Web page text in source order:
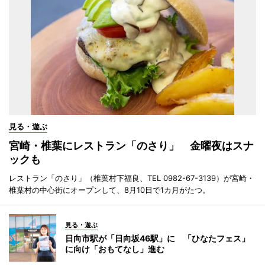
見る・遊ぶ
宮崎・椎葉にレストラン「のさり」 金曜夜はスナ
ックも
レストラン「のさり」（椎葉村下福良、TEL 0982-67-3139）が宮崎・
椎葉村の中心街にオープンして、8月10日で1カ月がたつ。
見る・遊ぶ
日向市駅が「日向坂46駅」に 「ひなたフェス」
に向け「おもてなし」進む